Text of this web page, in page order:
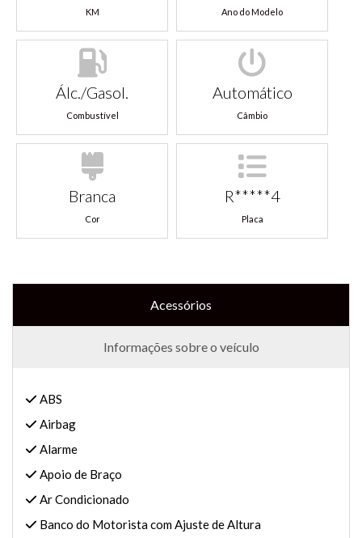
KM Ano do Modelo
Álc./Gasol.
Combustível
Automático
Câmbio
Branca
Cor
R*****4
Placa
Acessórios
Informações sobre o veículo
ABS
Airbag
Alarme
Apoio de Braço
Ar Condicionado
Banco do Motorista com Ajuste de Altura